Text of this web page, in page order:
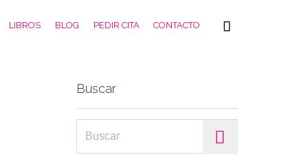
Skip
LIBROS BLOG PEDIR CITA CONTACTO 
Buscar